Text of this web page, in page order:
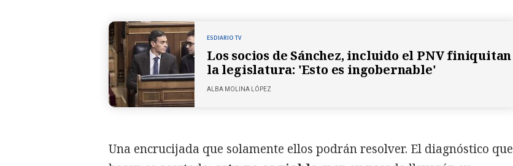
ESDIARIO TV
Los socios de Sánchez, incluido el PNV finiquitan
la legislatura: 'Esto es ingobernable'
ALBA MOLINA LÓPEZ
Una encrucijada que solamente ellos podrán resolver. El diagnóstico que